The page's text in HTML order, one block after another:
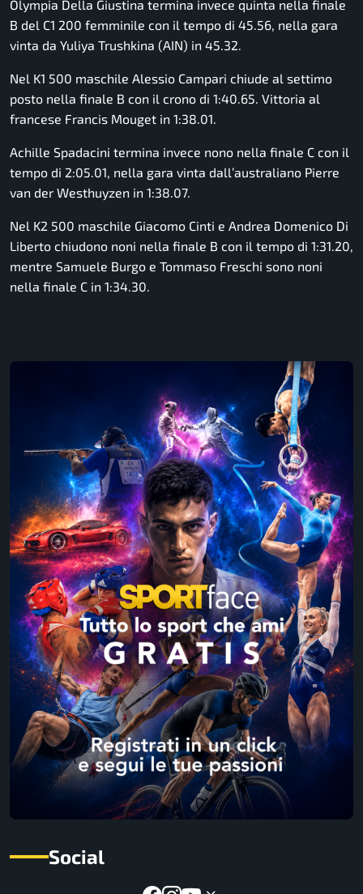
Olympia Della Giustina termina invece quinta nella finale
B del C1 200 femminile con il tempo di 45.56, nella gara
vinta da Yuliya Trushkina (AIN) in 45.32.
Nel K1 500 maschile Alessio Campari chiude al settimo
posto nella finale B con il crono di 1:40.65. Vittoria al
francese Francis Mouget in 1:38.01.
Achille Spadacini termina invece nono nella finale C con il
tempo di 2:05.01, nella gara vinta dall’australiano Pierre
van der Westhuyzen in 1:38.07.
Nel K2 500 maschile Giacomo Cinti e Andrea Domenico Di
Liberto chiudono noni nella finale B con il tempo di 1:31.20,
mentre Samuele Burgo e Tommaso Freschi sono noni
nella finale C in 1:34.30.
Social